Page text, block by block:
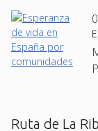
Ruta de La